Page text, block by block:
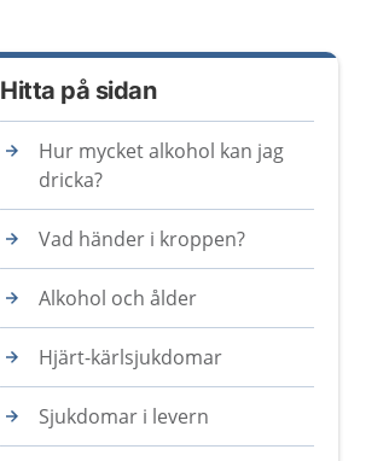
Hitta på sidan
Hur mycket alkohol kan jag
dricka?
Vad händer i kroppen?
Alkohol och ålder
Hjärt-kärlsjukdomar
Sjukdomar i levern